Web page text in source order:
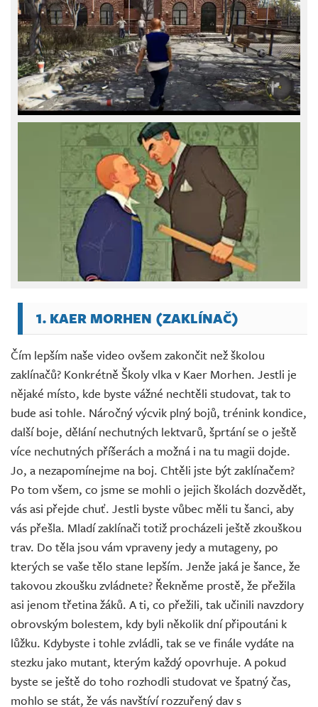
1. KAER MORHEN (ZAKLÍNAČ)
Čím lepším naše video ovšem zakončit než školou
zaklínačů? Konkrétně Školy vlka v Kaer Morhen. Jestli je
nějaké místo, kde byste vážné nechtěli studovat, tak to
bude asi tohle. Náročný výcvik plný bojů, trénink kondice,
další boje, dělání nechutných lektvarů, šprtání se o ještě
více nechutných příšerách a možná i na tu magii dojde.
Jo, a nezapomínejme na boj. Chtěli jste být zaklínačem?
Po tom všem, co jsme se mohli o jejich školách dozvědět,
vás asi přejde chuť. Jestli byste vůbec měli tu šanci, aby
vás přešla. Mladí zaklínači totiž procházeli ještě zkouškou
trav. Do těla jsou vám vpraveny jedy a mutageny, po
kterých se vaše tělo stane lepším. Jenže jaká je šance, že
takovou zkoušku zvládnete? Řekněme prostě, že přežila
asi jenom třetina žáků. A ti, co přežili, tak učinili navzdory
obrovským bolestem, kdy byli několik dní připoutáni k
lůžku. Kdybyste i tohle zvládli, tak se ve finále vydáte na
stezku jako mutant, kterým každý opovrhuje. A pokud
byste se ještě do toho rozhodli studovat ve špatný čas,
mohlo se stát, že vás navštíví rozzuřený dav s